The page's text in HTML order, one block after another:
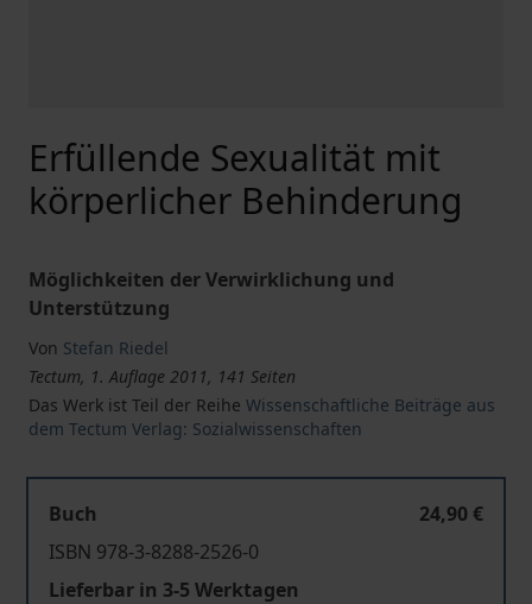
Erfüllende Sexualität mit
körperlicher Behinderung
Möglichkeiten der Verwirklichung und
Unterstützung
Von Stefan Riedel
Tectum, 1. Auflage 2011, 141 Seiten
Das Werk ist Teil der Reihe Wissenschaftliche Beiträge aus
dem Tectum Verlag: Sozialwissenschaften
Buch
24,90 €
ISBN 978-3-8288-2526-0
Lieferbar in 3-5 Werktagen